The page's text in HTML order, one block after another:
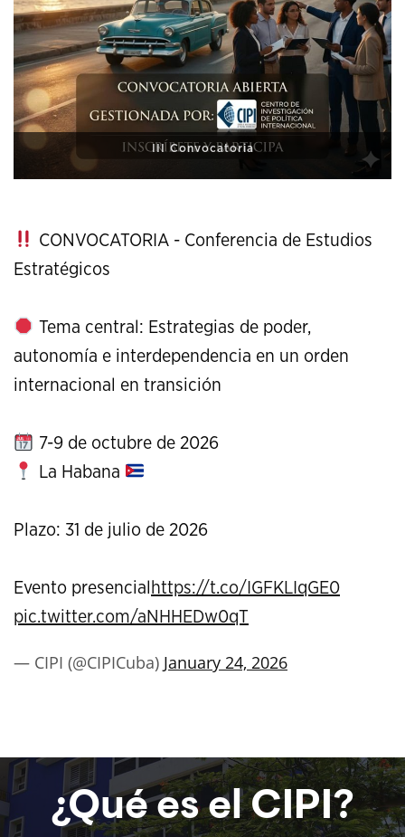
XI Conference on Strategic Studies
CONVOCATORIA - Conferencia de Estudios
Estratégicos
Tema central: Estrategias de poder,
autonomía e interdependencia en un orden
internacional en transición
7-9 de octubre de 2026
La Habana
Plazo: 31 de julio de 2026
Evento presencial https://t.co/IGFKLIqGE0
pic.twitter.com/aNHHEDw0qT
— CIPI (@CIPICuba) January 24, 2026
¿Qué es el CIPI?